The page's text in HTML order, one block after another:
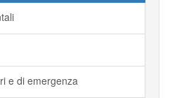
e di emergenza